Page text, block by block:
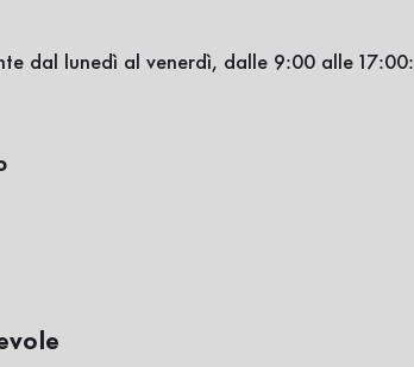
dal lunedì al venerdì, dalle 9:00 alle 17:00: